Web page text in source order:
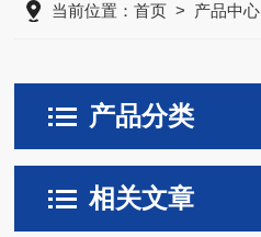
当前位置：首页 > 产品中心
产品分类
相关文章